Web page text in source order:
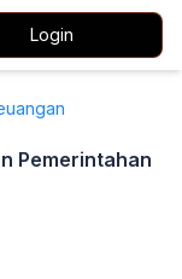
Login
Pemerintahan